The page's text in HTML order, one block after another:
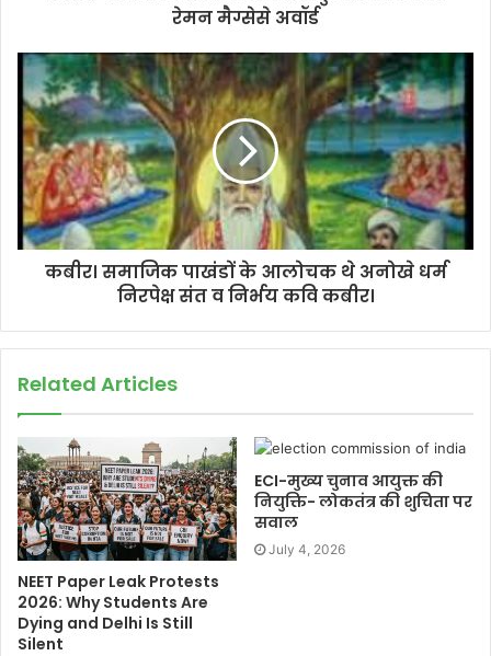
रेमन मैग्सेसे अवॉर्ड
कबीर। समाजिक पाखंडों के आलोचक थे अनोखे धर्म
निरपेक्ष संत व निर्भय कवि कबीर।
Related Articles
NEET Paper Leak Protests
2026: Why Students Are
Dying and Delhi Is Still
Silent
ECI-मुख्य चुनाव आयुक्त की
नियुक्ति- लोकतंत्र की शुचिता पर
सवाल
July 4, 2026